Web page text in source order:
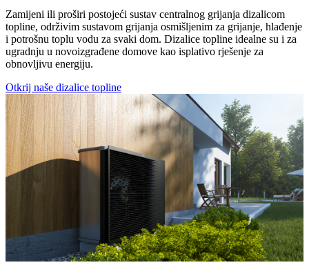
Zamijeni ili proširi postojeći sustav centralnog grijanja dizalicom
topline, održivim sustavom grijanja osmišljenim za grijanje, hlađenje
i potrošnu toplu vodu za svaki dom. Dizalice topline idealne su i za
ugradnju u novoizgrađene domove kao isplativo rješenje za
obnovljivu energiju.
Otkrij naše dizalice topline